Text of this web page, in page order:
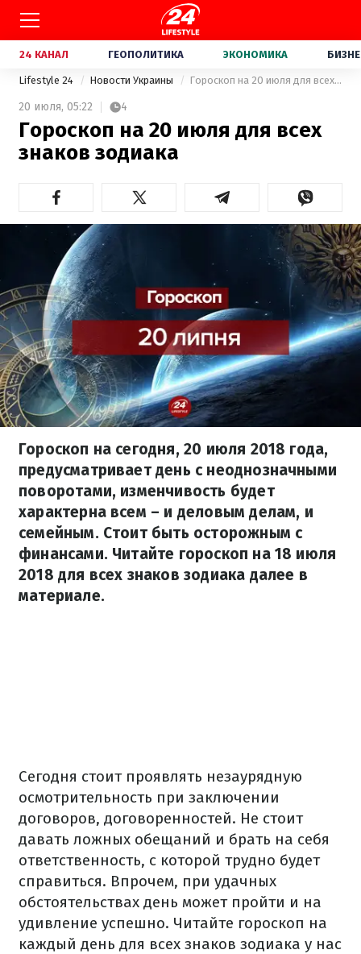
24 КАНАЛ ГЕОПОЛИТИКА ЭКОНОМИКА
Lifestyle 24 Новости Украины Гороскоп на 20 июля для всех знаков зодиака
20 июля, 05:22 4
Гороскоп на 20 июля для всех
знаков зодиака
Гороскоп на сегодня, 20 июля 2018 года,
предусматривает день с неоднозначными
поворотами, изменчивость будет
характерна всем – и деловым делам, и
семейным. Стоит быть осторожным с
финансами. Читайте гороскоп на 18 июля
2018 для всех знаков зодиака далее в
материале.
Сегодня стоит проявлять незаурядную
осмотрительность при заключении
договоров, договоренностей. Не стоит
давать ложных обещаний и брать на себя
ответственность, с которой трудно будет
справиться. Впрочем, при удачных
обстоятельствах день может пройти и на
удивление успешно. Читайте гороскоп на
каждый день для всех знаков зодиака у нас